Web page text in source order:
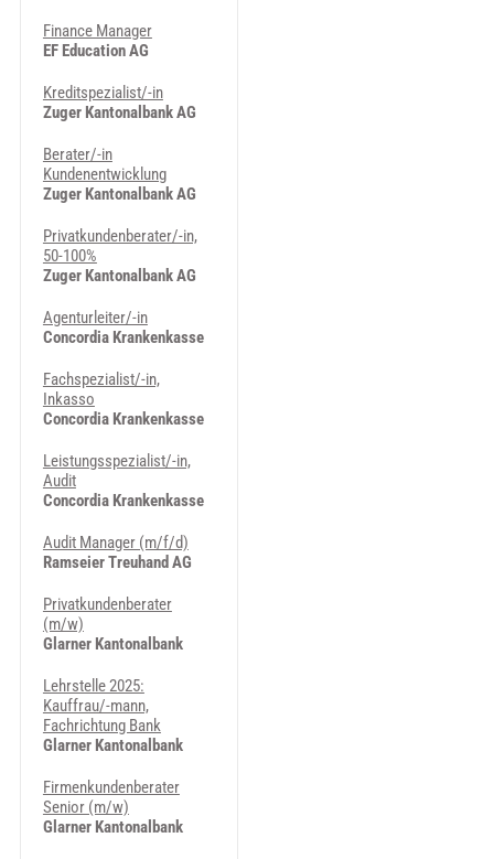
Finance Manager
EF Education AG
Kreditspezialist/-in
Zuger Kantonalbank AG
Berater/-in
Kundenentwicklung
Zuger Kantonalbank AG
Privatkundenberater/-in,
50-100%
Zuger Kantonalbank AG
Agenturleiter/-in
Concordia Krankenkasse
Fachspezialist/-in,
Inkasso
Concordia Krankenkasse
Leistungsspezialist/-in,
Audit
Concordia Krankenkasse
Audit Manager (m/f/d)
Ramseier Treuhand AG
Privatkundenberater
(m/w)
Glarner Kantonalbank
Lehrstelle 2025:
Kauffrau/-mann,
Fachrichtung Bank
Glarner Kantonalbank
Firmenkundenberater
Senior (m/w)
Glarner Kantonalbank